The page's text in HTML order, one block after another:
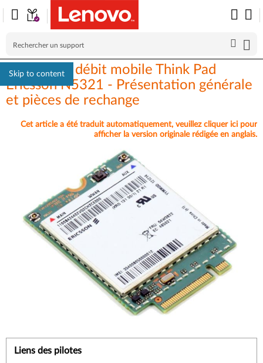
Skip to content
HSPA haut débit mobile Think Pad
Ericsson N5321 - Présentation générale
et pièces de rechange
Cet article a été traduit automatiquement, veuillez cliquer ici pour
afficher la version originale rédigée en anglais.
Liens des pilotes